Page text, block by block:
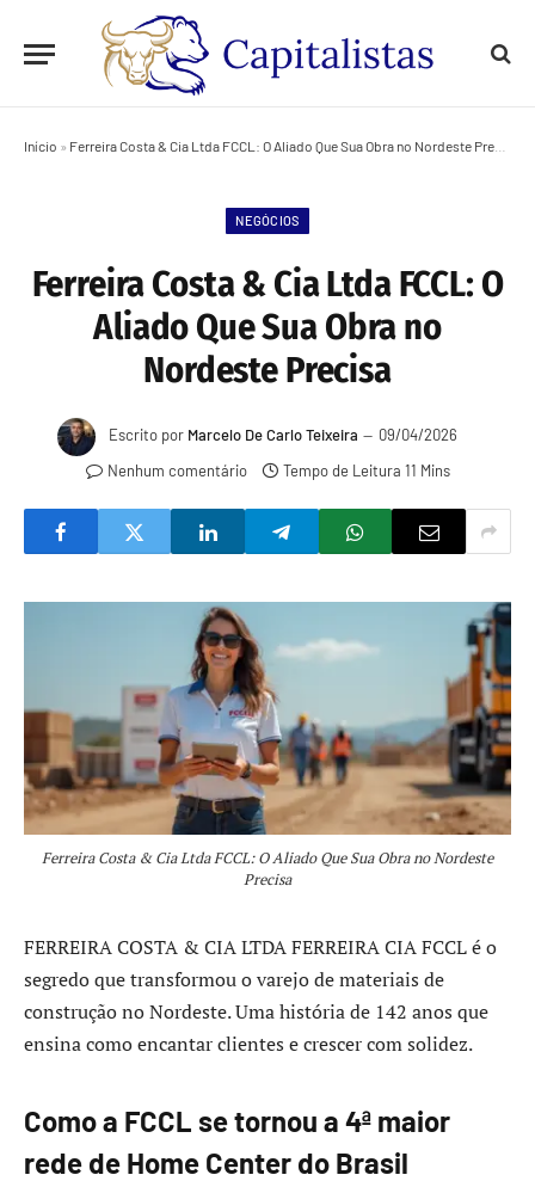
Início » Ferreira Costa & Cia Ltda FCCL: O Aliado Que Sua Obra no Nordeste Precisa
NEGÓCIOS
Ferreira Costa & Cia Ltda FCCL: O
Aliado Que Sua Obra no
Nordeste Precisa
Escrito por Marcelo De Carlo Teixeira
09/04/2026
Nenhum comentário
Tempo de Leitura 11 Mins
Ferreira Costa & Cia Ltda FCCL: O Aliado Que Sua Obra no Nordeste
Precisa
FERREIRA COSTA & CIA LTDA FERREIRA CIA FCCL é o
segredo que transformou o varejo de materiais de
construção no Nordeste. Uma história de 142 anos que
ensina como encantar clientes e crescer com solidez.
Como a FCCL se tornou a 4ª maior
rede de Home Center do Brasil